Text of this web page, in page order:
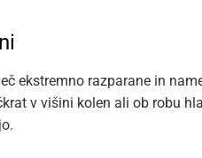
ekstremno razparane in
v višini kolen ali ob robu